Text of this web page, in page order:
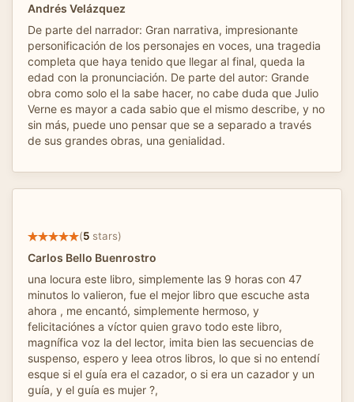
Andrés Velázquez
De parte del narrador: Gran narrativa, impresionante
personificación de los personajes en voces, una tragedia
completa que haya tenido que llegar al final, queda la
edad con la pronunciación. De parte del autor: Grande
obra como solo el la sabe hacer, no cabe duda que Julio
Verne es mayor a cada sabio que el mismo describe, y no
sin más, puede uno pensar que se a separado a través
de sus grandes obras, una genialidad.
(5 stars)
Carlos Bello Buenrostro
una locura este libro, simplemente las 9 horas con 47
minutos lo valieron, fue el mejor libro que escuche asta
ahora , me encantó, simplemente hermoso, y
felicitaciónes a víctor quien gravo todo este libro,
magnífica voz la del lector, imita bien las secuencias de
suspenso, espero y leea otros libros, lo que si no entendí
esque si el guía era el cazador, o si era un cazador y un
guía, y el guía es mujer ?,